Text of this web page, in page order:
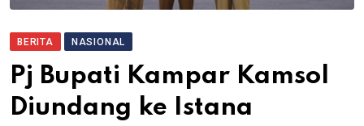
BERITA NASIONAL
Pj Bupati Kampar Kamsol
Diundang ke Istana